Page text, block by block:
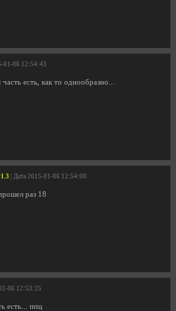
01-06 12:54:43
есть, как то однообразно...
| Дата 2015-01-06 12:54:00
раз 18
06 12:53:25
есть... ппц